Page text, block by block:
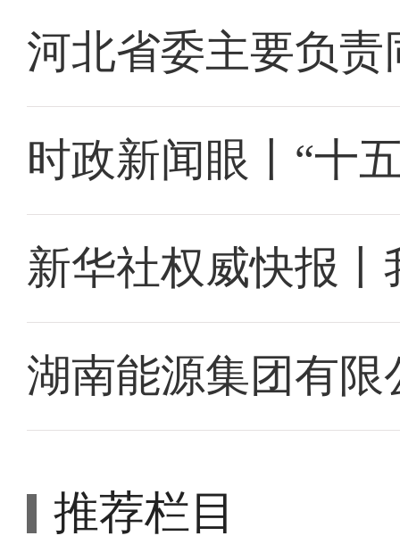
河北省委主要负
时政新闻眼丨“十
新华社权威快报
湖南能源集团有
推荐栏目